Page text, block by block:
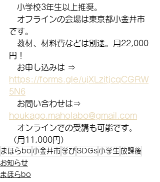
小学校3年生以上推奨。
オフラインの会場は東京都小金井市
です。
教材、材料費などは別途。月22,000
円！
お申し込みは ⇒
https://forms.gle/ujXLzitjcqCGRW
5N6
お問い合わせは⇒
houkago.maholabo@gmail.com
オンラインでの受講も可能です。
（月11,000円）
まほらbo 小金井市 学びSDGs小学生 放課後
お知らせ
まほらbo